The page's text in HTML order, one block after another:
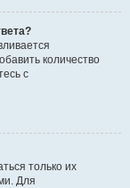
количество
с
только их
Для